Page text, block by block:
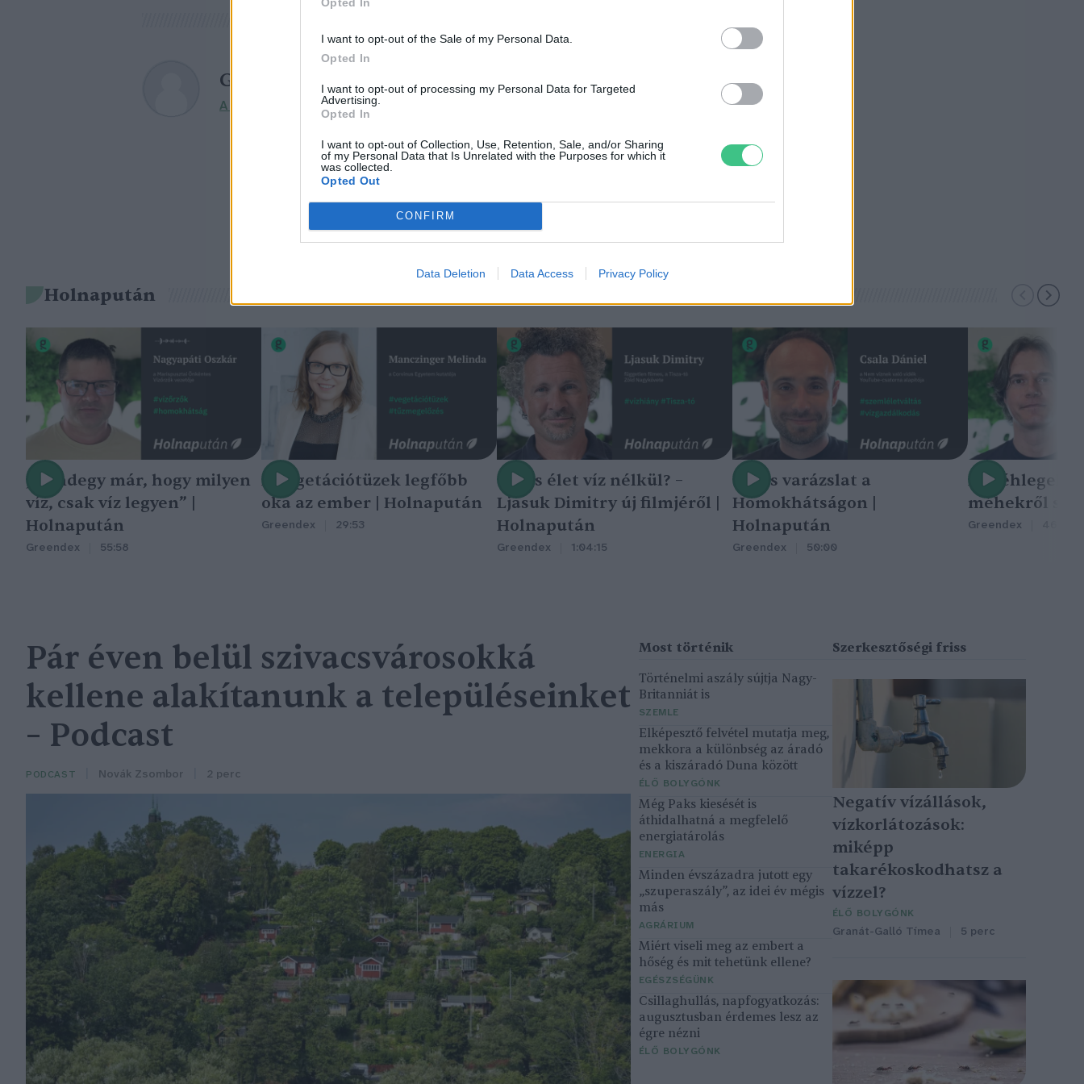
I want to opt-out of the Sale of my Personal Data.
Opted In
I want to opt-out of processing my Personal Data for Targeted
Advertising.
Opted In
I want to opt-out of Collection, Use, Retention, Sale, and/or Sharing
of my Personal Data that Is Unrelated with the Purposes for which it
was collected.
Opted Out
CONFIRM
Data Deletion Data Access Privacy Policy
Greendex Szemle
A szerző további cikkei
Holnapután
„Mindegy már, hogy milyen
víz, csak víz legyen” |
Holnapután
Greendex 55:58
A vegetációtüzek legfőbb
oka az ember | Holnapután
Greendex 29:53
Nincs élet víz nélkül? –
Ljasuk Dimitry új filmjéről |
Holnapután
Greendex 1:04:15
Nincs varázslat a
Homokhátságon |
Holnapután
Greendex 50:00
A méhlegelő
méhekről
Greendex
Pár éven belül szivacsvárosokká
kellene alakítanunk a településeinket
– Podcast
PODCAST Novák Zsombor 2 perc
Történelmi aszály sújtja Nagy-
Britanniát is
SZEMLE
Elképesztő felvétel mutatja meg,
mekkora a különbség az áradó
és a kiszáradó Duna között
ÉLŐ BOLYGÓNK
Még Paks kiesését is
áthidalhatná a megfelelő
energiatárolás
ENERGIA
Minden évszázadra jutott egy
„szuperaszály”, az idei év mégis
más
AGRÁRIUM
Miért viseli meg az embert a
hőség és mit tehetünk ellene?
EGÉSZSÉGÜNK
Csillaghullás, napfogyatkozás:
augusztusban érdemes lesz az
égre nézni
ÉLŐ BOLYGÓNK
Negatív vízállások,
vízkorlátozások:
miképp
takarékoskodhatsz a
vízzel?
ÉLŐ BOLYGÓNK
Granát-Galló Tímea 5 perc